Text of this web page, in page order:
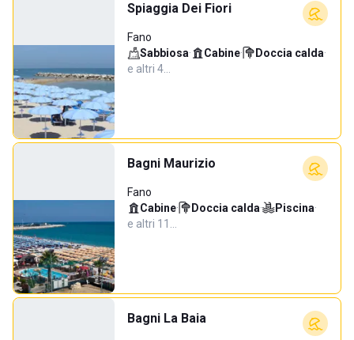
Spiaggia Dei Fiori
Fano
Sabbiosa· Cabine· Doccia calda·
e altri 4…
Bagni Maurizio
Fano
Cabine· Doccia calda· Piscina·
e altri 11…
Bagni La Baia